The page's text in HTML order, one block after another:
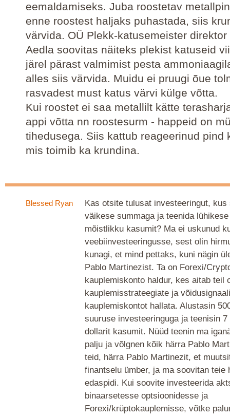
eemaldamiseks. Juba roostetav
enne roostest haljaks puhastada, siis
värvida. OÜ Plekk-katusemeister direktor
Aedla soovitas näiteks plekist katuseid
järel pärast valmimist pesta
alles siis värvida. Muidu ei pruugi õue
rasvadest must katus värvi külge võtta.
Kui roostet ei saa metallilt kätte
appi võtta nn roostesurm - happeid on
tihedusega. Siis kattub reageerinud pind
mis toimib ka krundina.
Blessed Ryan
Kas otsite tulusat investeeringut, kus
väikese summaga ja teenida
mõistlikku kasumit? Ma ei uskunud
veebiinvesteeringusse, sest olin
kunagi, et mind pettaks, kuni nägin
Pablo Martinezist. Ta on Forexi/
kauplemiskonto haldur, kes aitab teil
kauplemisstrateegiate ja
kauplemiskontot hallata. Alustasin
suuruse investeeringuga ja teenisin 7
dollarit kasumit. Nüüd teenin ma
palju ja võlgnen kõik härra Pablo
teid, härra Pablo Martinezit, et
finantselu ümber, ja ma soovitan teie
edaspidi. Kui soovite investeerida
binaarsetesse optsioonidesse ja
Forexi/krüptokauplemisse, võtke